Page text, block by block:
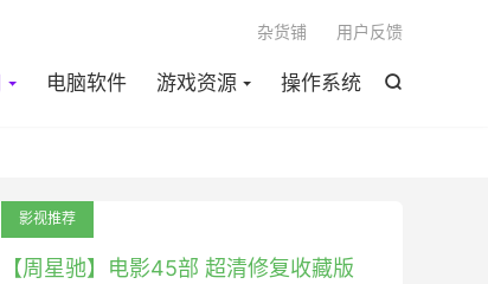

电脑软件 游戏资源 操作系统
杂货铺 用户反馈
影视推荐
【周星驰】电影45部 超清修复收藏版